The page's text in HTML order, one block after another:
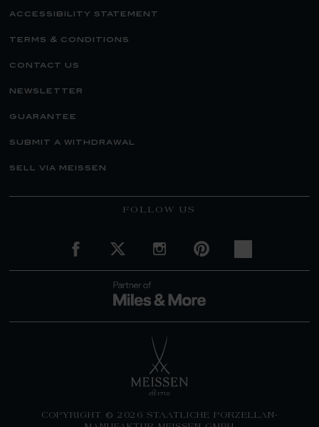
accessibility statement
terms & conditions
contact us
newsletter
guarantee
submit a withdrawal
sell via meissen
FOLLOW US
COPYRIGHT © 2026 STAATLICHE PORZELLAN-